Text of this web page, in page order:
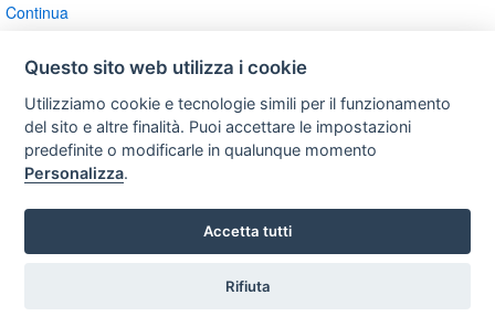
Continua
Privacy
policy
Avviso
legale
Scrivici
Copyright © 2008
SVILUPPO TURISMO ITALIA S.r.L. unipersonale
P.IVA: 01665350433 - R.E.A. FM-195884 Via A. Costa, 2
Questo sito web utilizza i cookie
Utilizziamo cookie e tecnologie simili per il funzionamento
del sito e altre finalità. Puoi accettare le impostazioni
predefinite o modificarle in qualunque momento
Personalizza.
Accetta tutti
Rifiuta